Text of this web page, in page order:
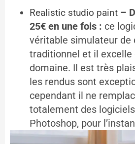
Realistic studio paint –
25€ en une fois : ce
véritable simulateur de
traditionnel et il excelle
domaine. Il est très
les rendus sont
cependant il ne
totalement des
Photoshop, pour